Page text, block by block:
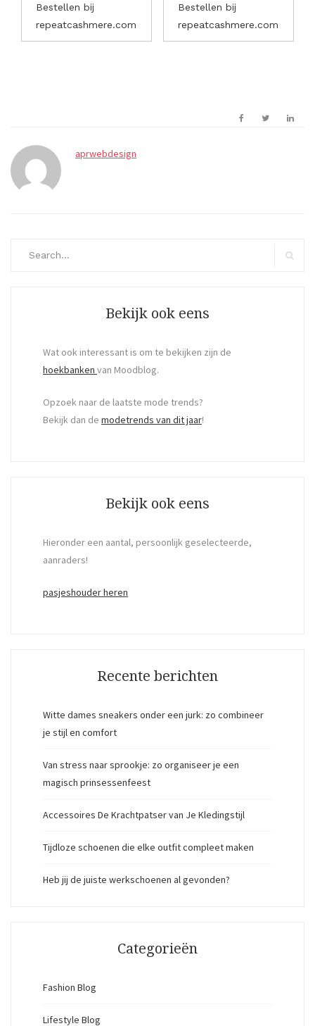
Bestellen bij
repeatcashmere.com
Bestellen bij
repeatcashmere.com
aprwebdesign
Bekijk ook eens
Wat ook interessant is om te bekijken zijn de
hoekbanken van Moodblog.
Opzoek naar de laatste mode trends?
Bekijk dan de modetrends van dit jaar!
Bekijk ook eens
Hieronder een aantal, persoonlijk geselecteerde,
aanraders!
pasjeshouder heren
Recente berichten
Witte dames sneakers onder een jurk: zo combineer
je stijl en comfort
Van stress naar sprookje: zo organiseer je een
magisch prinsessenfeest
Accessoires De Krachtpatser van Je Kledingstijl
Tijdloze schoenen die elke outfit compleet maken
Heb jij de juiste werkschoenen al gevonden?
Categorieën
Fashion Blog
Lifestyle Blog